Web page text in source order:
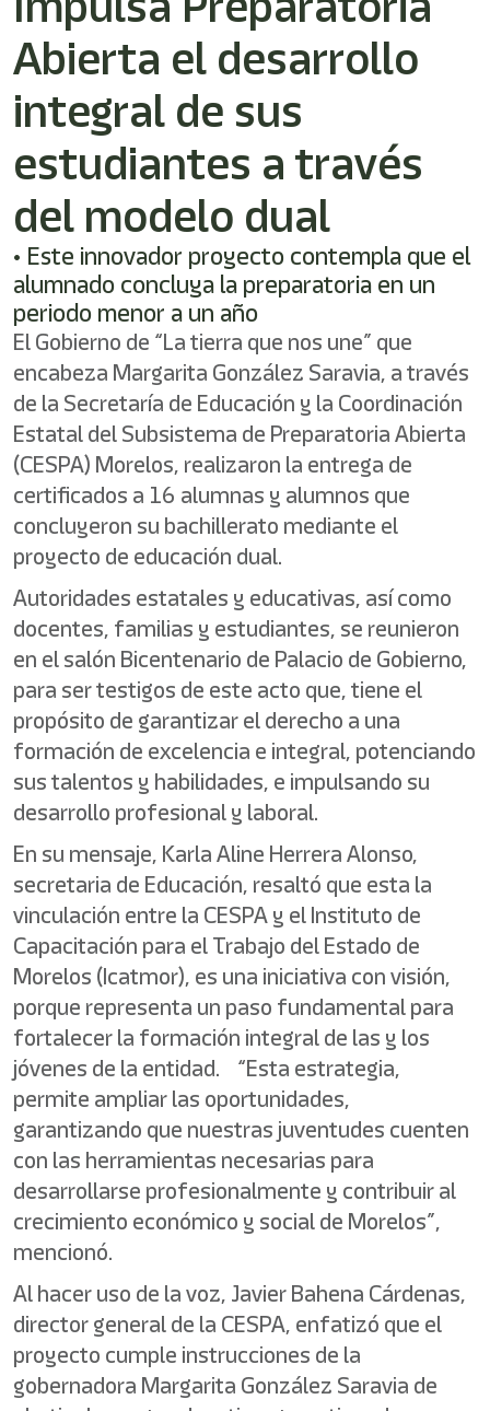
Este
acceso
directo
lector
de
pantalla
ayudarle
navegar
interactuar
con
contenido.
Abierta el desarrollo
integral de sus
estudiantes a través
del modelo dual
• Este innovador proyecto contempla que el
alumnado concluya la preparatoria en un
periodo menor a un año
El Gobierno de “La tierra que nos une” que
encabeza Margarita González Saravia, a través
de la Secretaría de Educación y la Coordinación
Estatal del Subsistema de Preparatoria Abierta
(CESPA) Morelos, realizaron la entrega de
certificados a 16 alumnas y alumnos que
concluyeron su bachillerato mediante el
proyecto de educación dual.
Autoridades estatales y educativas, así como
docentes, familias y estudiantes, se reunieron
en el salón Bicentenario de Palacio de Gobierno,
para ser testigos de este acto que, tiene el
propósito de garantizar el derecho a una
formación de excelencia e integral, potenciando
sus talentos y habilidades, e impulsando su
desarrollo profesional y laboral.
En su mensaje, Karla Aline Herrera Alonso,
secretaria de Educación, resaltó que esta la
vinculación entre la CESPA y el Instituto de
Capacitación para el Trabajo del Estado de
Morelos (Icatmor), es una iniciativa con visión,
porque representa un paso fundamental para
fortalecer la formación integral de las y los
jóvenes de la entidad. “Esta estrategia,
permite ampliar las oportunidades,
garantizando que nuestras juventudes cuenten
con las herramientas necesarias para
desarrollarse profesionalmente y contribuir al
crecimiento económico y social de Morelos”,
mencionó.
Al hacer uso de la voz, Javier Bahena Cárdenas,
director general de la CESPA, enfatizó que el
proyecto cumple instrucciones de la
gobernadora Margarita González Saravia de